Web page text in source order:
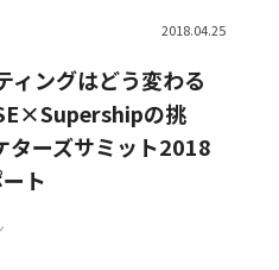
2018.04.25
ングはどう変わる
の挑
ターズサミット2018
ト